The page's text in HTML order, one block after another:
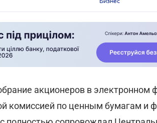
акционеров в электронном
комиссией по ценным бумагам и